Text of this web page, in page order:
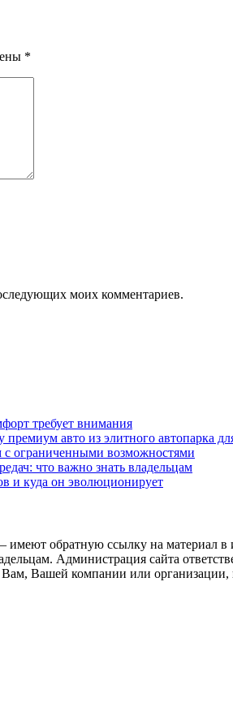
*
моих комментариев.
требует внимания
авто из элитного автопарка
с ограниченными возможностями
что важно знать владельцам
и куда он эволюционирует
обратную ссылку на материал в
Администрация сайта
Вашей компании или организации,